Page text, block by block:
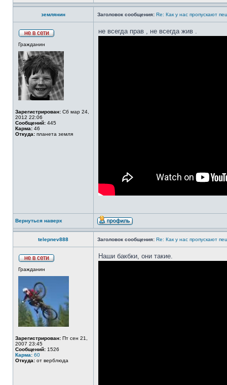
землянин Заголовок сообщения: Re: Как у нас пропускают
Гражданин
Зарегистрирован: Сб мар 24,
2012 22:06
Сообщений: 445
Карма: 46
Откуда: планета земля
не всегда прав , не всегда жив .
Вернуться наверх
telepnev888 Заголовок сообщения: Re: Как у нас пропускают
Гражданин
Зарегистрирован: Пт сен 21,
2007 23:45
Сообщений: 1526
Карма: 60
Откуда: от верблюда
Наши бакбки, они такие.